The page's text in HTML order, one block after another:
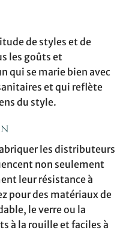
de styles et de
les goûts et
qui se marie bien avec
et qui reflète
du style.
les distributeurs
non seulement
leur résistance à
pour des matériaux de
le verre ou la
à la rouille et faciles à